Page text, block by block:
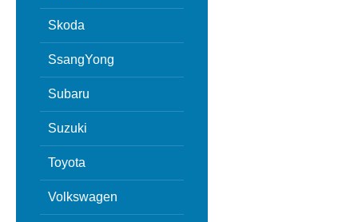
Skoda
SsangYong
Subaru
Suzuki
Toyota
Volkswagen